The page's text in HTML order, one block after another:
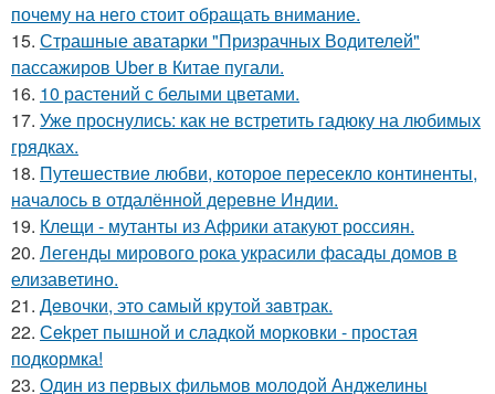
почему на него стоит обращать внимание.
15. Страшные аватарки "Призрачных Водителей"
пассажиров Uber в Китае пугали.
16. 10 растений с белыми цветами.
17. Уже проснулись: как не встретить гадюку на любимых
грядках.
18. Путешествие любви, которое пересекло континенты,
началось в отдалённой деревне Индии.
19. Клещи - мутанты из Африки атакуют россиян.
20. Легенды мирового рока украсили фасады домов в
елизаветино.
21. Дeвочки, это сaмый крyтой зaвтрак.
22. Сekрет пышной и сладкой морковки - простая
подкормка!
23. Один из первых фильмов молодой Анджелины